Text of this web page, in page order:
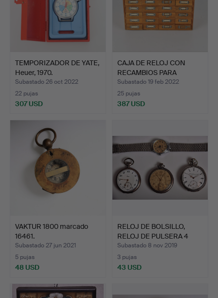
TEMPORIZADOR DE YATE,
Heuer, 1970.
Subastado 26 oct 2022
22 pujas
307 USD
CAJA DE RELOJ CON
RECAMBIOS PARA
OMEGA, Ru…
Subastado 19 feb 2022
25 pujas
387 USD
VAKTUR 1800 marcado
16461.
Subastado 27 jun 2021
5 pujas
48 USD
RELOJ DE BOLSILLO,
RELOJ DE PULSERA 4
piez…
Subastado 8 nov 2019
3 pujas
43 USD